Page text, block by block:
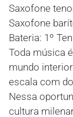
Saxofone
Saxofone
Bateria: 1º
Toda música
mundo
escala com
Nessa
cultura